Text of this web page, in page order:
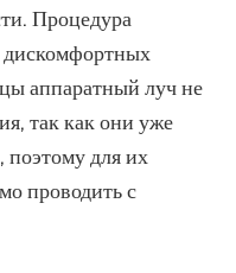
Процедура
дискомфортных
аппаратный луч не
так как они уже
поэтому для их
проводить с